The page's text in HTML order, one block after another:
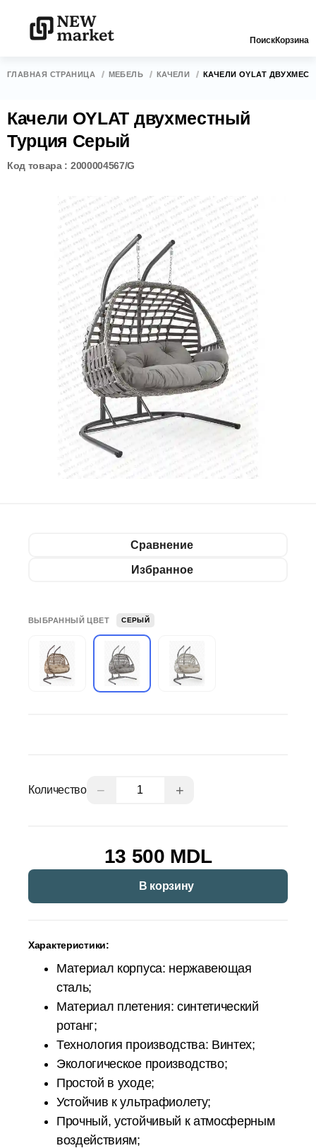
ПоискКорзина
ГЛАВНАЯ СТРАНИЦА МЕБЕЛЬ КАЧЕЛИ КАЧЕЛИ OYLAT
Качели OYLAT двухместный
Турция Серый
Код товара : 2000004567/G
Сравнение
Избранное
ВЫБРАННЫЙ ЦВЕТ СЕРЫЙ
Количество − +
13 500 MDL
В корзину
Характеристики:
Материал корпуса: нержавеющая
сталь;
Материал плетения: синтетический
ротанг;
Технология производства: Винтех;
Экологическое производство;
Простой в уходе;
Устойчив к ультрафиолету;
Прочный, устойчивый к атмосферным
воздействиям;